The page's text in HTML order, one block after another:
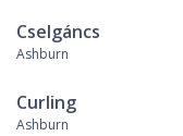
Cselgáncs
Ashburn
Curling
Ashburn